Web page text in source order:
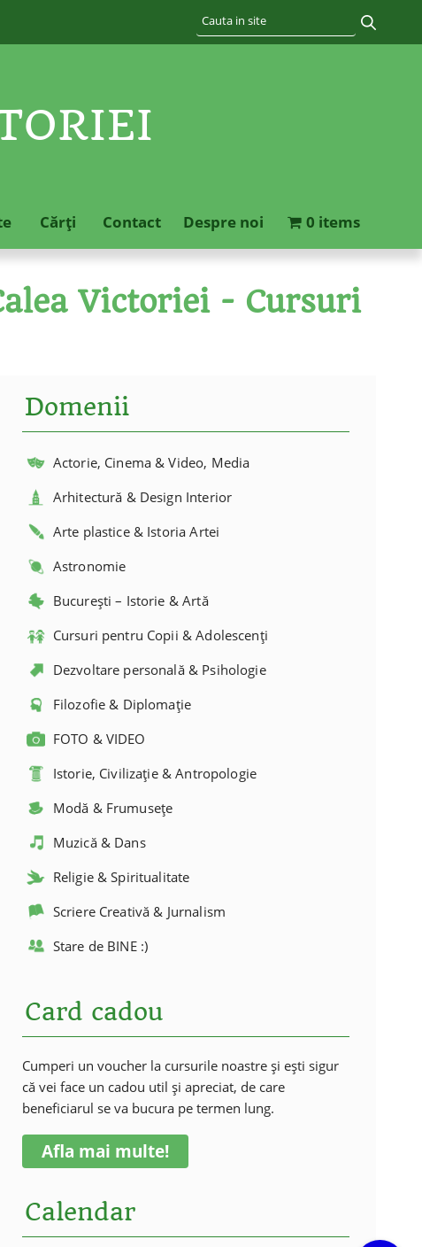
Cărţi Contact Despre noi 0 items
Victoriei - Cursuri
Domenii
Actorie, Cinema & Video, Media
Arhitectură & Design Interior
Arte plastice & Istoria Artei
Astronomie
București – Istorie & Artă
Cursuri pentru Copii & Adolescenți
Dezvoltare personală & Psihologie
Filozofie & Diplomație
FOTO & VIDEO
Istorie, Civilizație & Antropologie
Modă & Frumusețe
Muzică & Dans
Religie & Spiritualitate
Scriere Creativă & Jurnalism
Stare de BINE :)
Card cadou
Cumperi un voucher la cursurile noastre și ești sigur
că vei face un cadou util și apreciat, de care
beneficiarul se va bucura pe termen lung.
Afla mai multe!
Calendar